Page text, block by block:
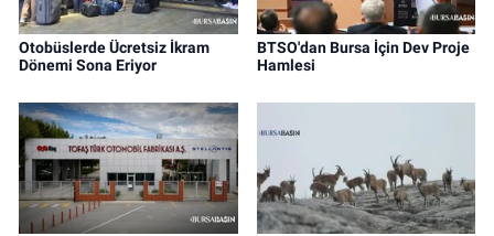
Otobüslerde Ücretsiz İkram
Dönemi Sona Eriyor
BTSO'dan Bursa İçin Dev Proje
Hamlesi